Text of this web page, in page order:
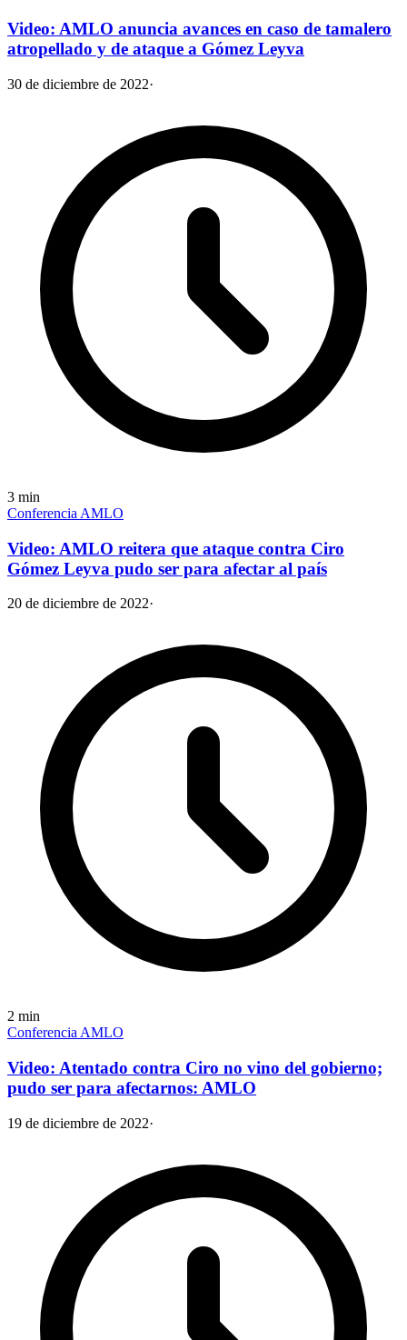
Video: AMLO anuncia avances en caso de tamalero
atropellado y de ataque a Gómez Leyva
30 de diciembre de 2022·
3 min
Conferencia AMLO
Video: AMLO reitera que ataque contra Ciro
Gómez Leyva pudo ser para afectar al país
20 de diciembre de 2022·
2 min
Conferencia AMLO
Video: Atentado contra Ciro no vino del gobierno;
pudo ser para afectarnos: AMLO
19 de diciembre de 2022·